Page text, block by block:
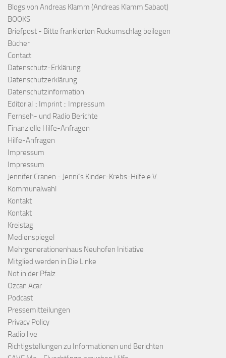
Blogs von Andreas Klamm (Andreas Klamm Sabaot)
BOOKS
Briefpost - Bitte frankierten Rückumschlag beilegen
Bücher
Contact
Datenschutz-Erklärung
Datenschutzerklärung
Datenschutzinformation
Editorial :: Imprint :: Impressum
Fernseh- und Radio Berichte
Finanzielle Hilfe-Anfragen
Hilfe-Anfragen
Impressum
Impressum
Jennifer Cranen - Jenni´s Kinder-Krebs-Hilfe e.V.
Kommunalwahl
Kontakt
Kontakt
Kreistag
Medienspiegel
Mehrgenerationenhaus Neuhofen Initiative
Mitglied werden in Die Linke
Not in der Pfalz
Özcan Acar
Podcast
Pressemitteilungen
Privacy Policy
Radio live
Richtigstellungen zu Informationen und Berichten